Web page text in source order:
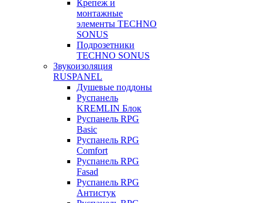
Крепеж и
монтажные
элементы TECHNO
SONUS
Подрозетники
TECHNO SONUS
Звукоизоляция
RUSPANEL
Душевые поддоны
Руспанель
KREMLIN Блок
Руспанель RPG
Basic
Руспанель RPG
Comfort
Руспанель RPG
Fasad
Руспанель RPG
Антистук